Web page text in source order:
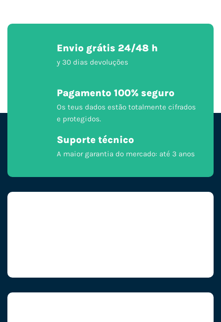
Envio grátis 24/48 h
y 30 dias devoluções
Pagamento 100% seguro
Os teus dados estão totalmente cifrados
e protegidos.
Suporte técnico
A maior garantia do mercado: até 3 anos